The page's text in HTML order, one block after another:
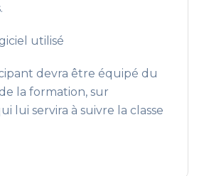
utilisé
devra être équipé du
la formation, sur
lui servira à suivre la classe